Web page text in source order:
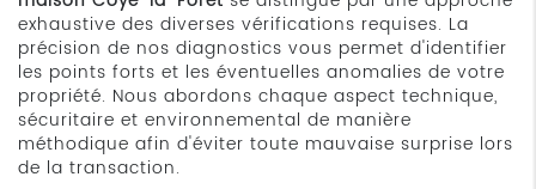
exhaustive des diverses vérifications requises. La
précision de nos diagnostics vous permet d'identifier
les points forts et les éventuelles anomalies de votre
propriété. Nous abordons chaque aspect technique,
sécuritaire et environnemental de manière
méthodique afin d'éviter toute mauvaise surprise lors
de la transaction.